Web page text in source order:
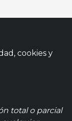
cookies y
total o parcial